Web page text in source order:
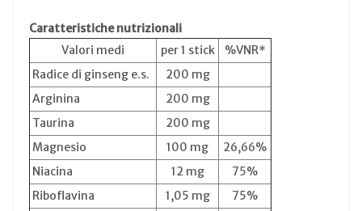
Caratteristiche nutrizionali
Valori medi
per 1 stick
%VNR*
Radice di ginseng e.s.
200 mg
Arginina
200 mg
Taurina
200 mg
Magnesio
100 mg
26,66%
Niacina
12 mg
75%
Riboflavina
1,05 mg
75%